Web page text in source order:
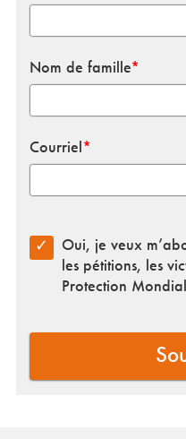
Nom de famille
Courriel
Oui, je veux
les pétitions, les
Protection
Oui! Abonnez-moi
Oui! Abonnez-moi
Voulez-vous vous